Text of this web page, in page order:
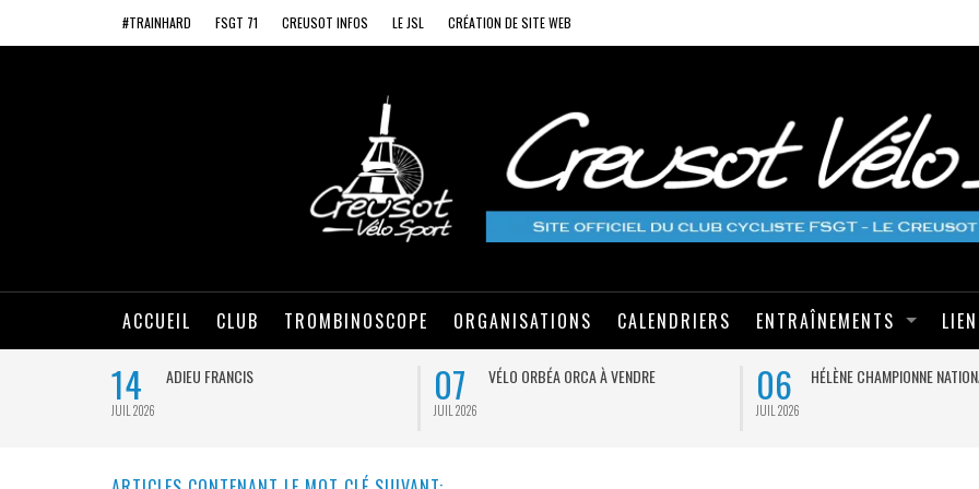
#TRAINHARD FSGT 71 CREUSOT INFOS LE JSL CRÉATION DE SITE WEB
ACCUEIL CLUB TROMBINOSCOPE ORGANISATIONS CALENDRIERS ENTRAÎNEMENTS
14
JUIL 2026
ADIEU FRANCIS 07
JUIL 2026
VÉLO ORBÉA ORCA À VENDRE 06
JUIL 2026
HÉLÈNE CHAMPIONNE